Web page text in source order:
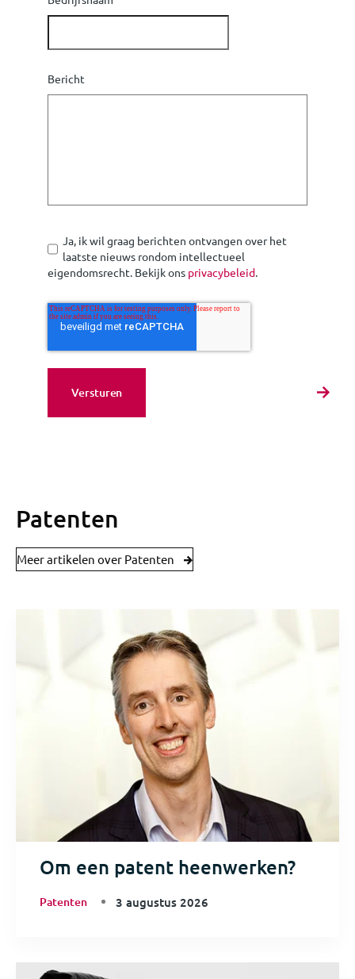
Bericht
Ja, ik wil graag berichten ontvangen over het
laatste nieuws rondom intellectueel
eigendomsrecht. Bekijk ons privacybeleid
Patenten
Meer artikelen over Patenten
Om een patent heenwerken?
Patenten 3 augustus 2026